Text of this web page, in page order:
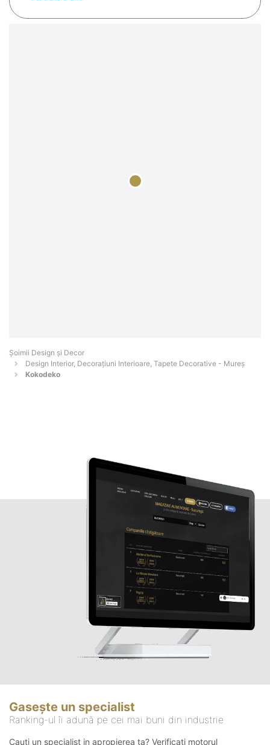
Șoimii Design și Decor
Design Interior, Decorațiuni Interioare, Tapete Decorative - Mureş
Kokodeko
Gasește un specialist
Ranking-ul îi adună pe cei mai buni din industrie
Cauți un specialist in apropierea ta? Verificați motorul